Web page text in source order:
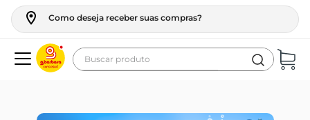
Como deseja receber suas compras?
Buscar produto
geladeira